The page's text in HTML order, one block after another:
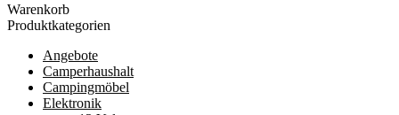
Warenkorb
Produktkategorien
Angebote
Camperhaushalt
Campingmöbel
Elektronik